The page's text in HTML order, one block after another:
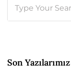
Son Yazılarımız